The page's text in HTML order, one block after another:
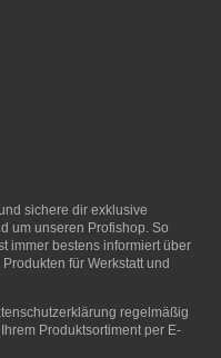
sichere dir exklusive
um unseren Profishop. So
immer bestens informiert über
für Werkstatt und
regelmäßig
Produktsortiment per E-